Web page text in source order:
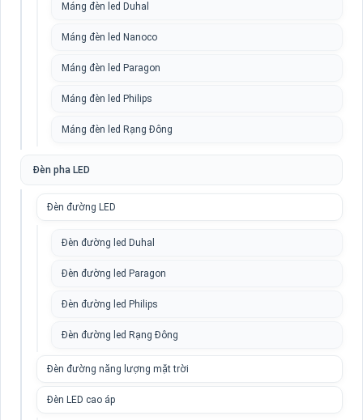
Máng đèn led Duhal
Máng đèn led Nanoco
Máng đèn led Paragon
Máng đèn led Philips
Máng đèn led Rạng Đông
Đèn pha LED
Đèn đường LED
Đèn đường led Duhal
Đèn đường led Paragon
Đèn đường led Philips
Đèn đường led Rạng Đông
Đèn đường năng lượng mặt trời
Đèn LED cao áp